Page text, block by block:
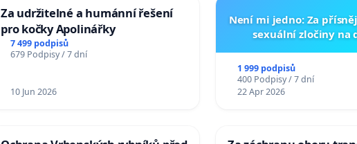
Za udržitelné a humánní řešení
pro kočky Apolinářky
7 499 podpisů
679 Podpisy / 7 dní
10 Jun 2026
Není mi jedno: Za
sexuální zločiny na
1 999 podpisů
400 Podpisy / 7 dní
22 Apr 2026